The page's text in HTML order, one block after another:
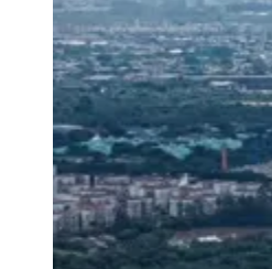
Para Sua Empresa
Anuncie Regional
Guia de Empresas
Vagas na Região Novo
Hub de Negócios
Guia Comercial
Selo Verificado
Portal Educacional
Agenda de Vestibulares
Vagas de Emprego
Concursos